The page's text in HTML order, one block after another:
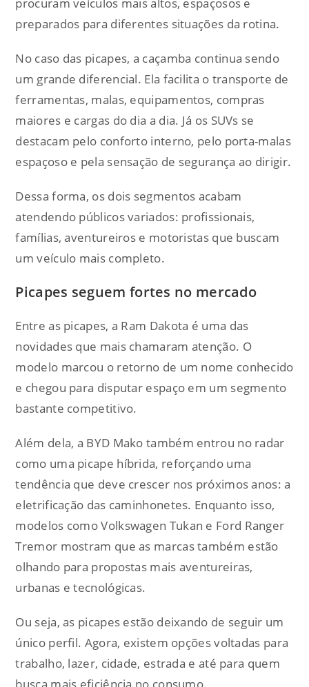
procuram veículos mais altos, espaçosos e
preparados para diferentes situações da rotina.
No caso das picapes, a caçamba continua sendo
um grande diferencial. Ela facilita o transporte de
ferramentas, malas, equipamentos, compras
maiores e cargas do dia a dia. Já os SUVs se
destacam pelo conforto interno, pelo porta-malas
espaçoso e pela sensação de segurança ao dirigir.
Dessa forma, os dois segmentos acabam
atendendo públicos variados: profissionais,
famílias, aventureiros e motoristas que buscam
um veículo mais completo.
Picapes seguem fortes no mercado
Entre as picapes, a Ram Dakota é uma das
novidades que mais chamaram atenção. O
modelo marcou o retorno de um nome conhecido
e chegou para disputar espaço em um segmento
bastante competitivo.
Além dela, a BYD Mako também entrou no radar
como uma picape híbrida, reforçando uma
tendência que deve crescer nos próximos anos: a
eletrificação das caminhonetes. Enquanto isso,
modelos como Volkswagen Tukan e Ford Ranger
Tremor mostram que as marcas também estão
olhando para propostas mais aventureiras,
urbanas e tecnológicas.
Ou seja, as picapes estão deixando de seguir um
único perfil. Agora, existem opções voltadas para
trabalho, lazer, cidade, estrada e até para quem